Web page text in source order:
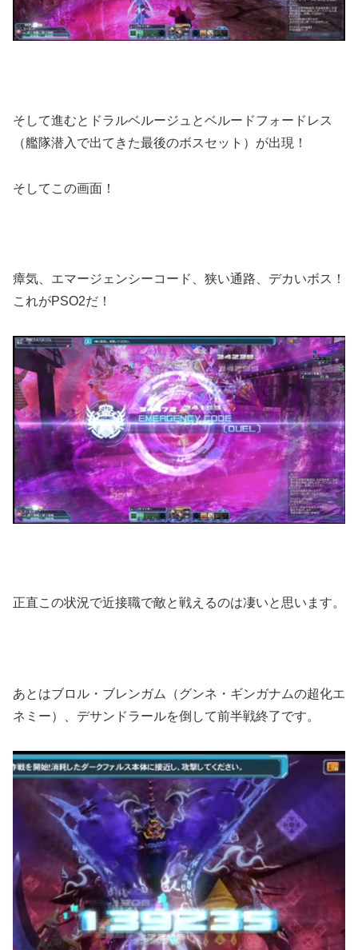
そして進むとドラルベルージュとベルードフォードレス
（艦隊潜入で出てきた最後のボスセット）が出現！
そしてこの画面！
瘴気、エマージェンシーコード、狭い通路、デカいボス！
これがPSO2だ！
正直この状況で近接職で敵と戦えるのは凄いと思います。
あとはブロル・ブレンガム（グンネ・ギンガナムの超化エ
ネミー）、デサンドラールを倒して前半戦終了です。